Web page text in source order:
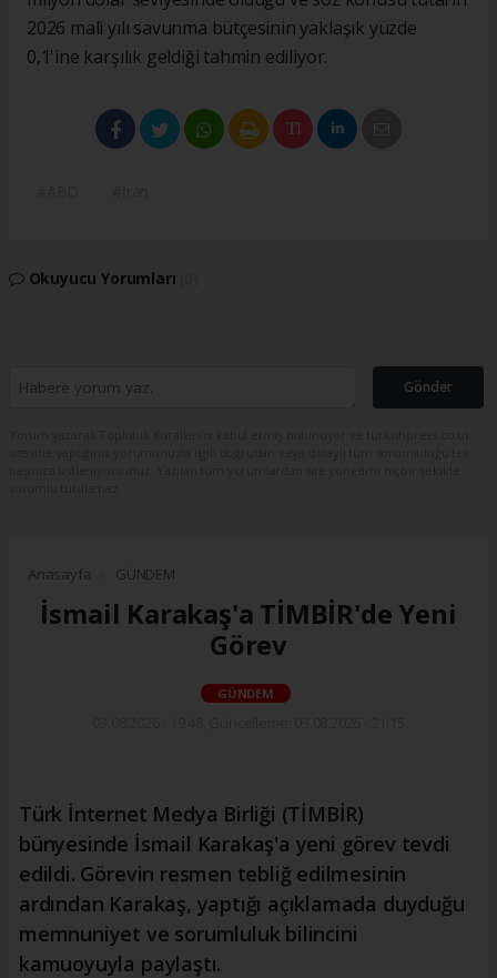
2026 mali yılı savunma bütçesinin yaklaşık yüzde
0,1'ine karşılık geldiği tahmin ediliyor.
Okuyucu Yorumları
Gönder
Anasayfa GÜNDEM
İsmail Karakaş'a TİMBİR'de Yeni
Görev
GÜNDEM
Türk İnternet Medya Birliği (TİMBİR)
bünyesinde İsmail Karakaş'a yeni görev tevdi
edildi. Görevin resmen tebliğ edilmesinin
ardından Karakaş, yaptığı açıklamada duyduğu
memnuniyet ve sorumluluk bilincini
kamuoyuyla paylaştı.